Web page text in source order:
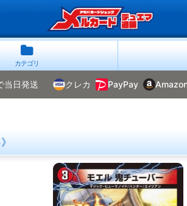
カテゴリ
当日発送 クレカ PayPay